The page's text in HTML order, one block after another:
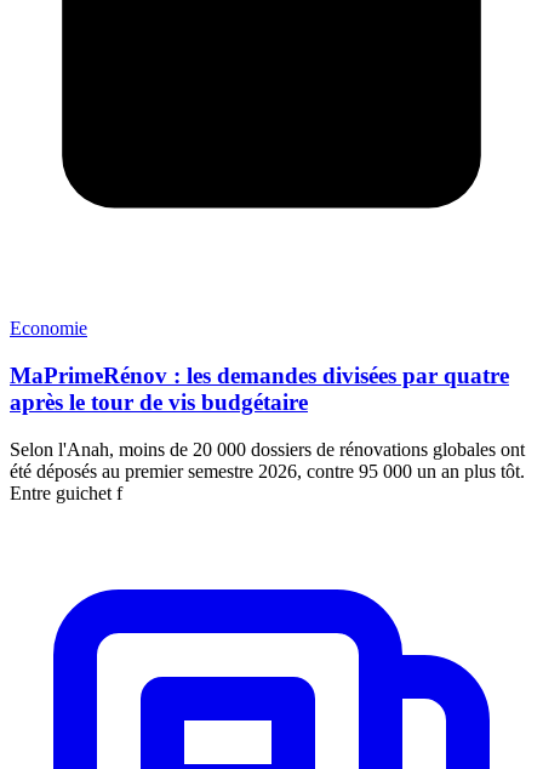
Economie
MaPrimeRénov : les demandes divisées par quatre
après le tour de vis budgétaire
Selon l'Anah, moins de 20 000 dossiers de rénovations globales ont
été déposés au premier semestre 2026, contre 95 000 un an plus tôt.
Entre guichet f